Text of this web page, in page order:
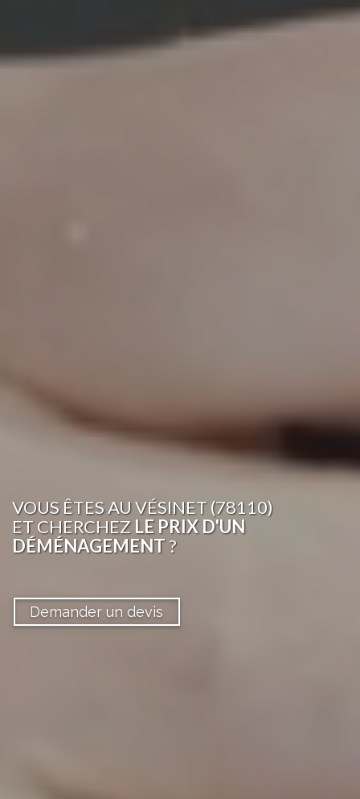
VOUS ÊTESAU VÉSINET (78110)
ET CHERCHEZ LE PRIX D'UN
DÉMÉNAGEMENT?
Demander un devis